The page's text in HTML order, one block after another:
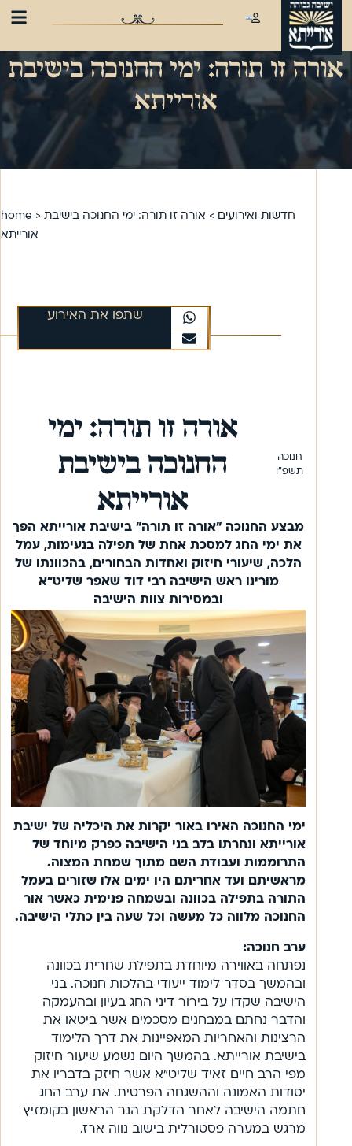
אורה זו תורה: ימי החנוכה בישיבת
אורייתא
home > חדשות ואירועים > אורה זו תורה: ימי החנוכה בישיבת
אורייתא
שתפו את האירוע
אורה זו תורה: ימי
החנוכה בישיבת
אורייתא
חנוכה
תשפ”ו
מבצע החנוכה ״אורה זו תורה״ בישיבת אורייתא הפך
את ימי החג למסכת אחת של תפילה בנעימות, עמל
הלכה, שיעורי חיזוק ואחדות הבחורים, בהכוונתו של
מורינו ראש הישיבה רבי דוד שאפר שליט”א
ובמסירות צוות הישיבה
ימי החנוכה האירו באור יקרות את היכליה של ישיבת
אורייתא ונחרתו בלב בני הישיבה כפרק מיוחד של
התרוממות ועבודת השם מתוך שמחת המצוה.
מראשיתם ועד אחריתם היו ימים אלו שזורים בעמל
התורה בתפילה בכוונה ובשמחה פנימית כאשר אור
החנוכה מלווה כל מעשה וכל שעה בין כתלי הישיבה.
ערב חנוכה:
נפתחה באווירה מיוחדת בתפילת שחרית בכוונה
ובהמשך בסדר לימוד ייעודי בהלכות חנוכה. בני
הישיבה שקדו על בירור דיני החג בעיון ובהעמקה
והדבר נחתם במבחנים מסכמים אשר ביטאו את
הרצינות והאחריות המאפיינות את דרך הלימוד
בישיבת אורייתא. בהמשך היום נשמע שיעור חיזוק
מפי הרב חיים זאיד שליט”א אשר חיזק בדבריו את
יסודות האמונה וההשגחה הפרטית. את ערב החג
חתמה הישיבה לאחר הדלקת הנר הראשון בקומזיץ
מרגש במערה פסטורלית בישוב נווה ארז.